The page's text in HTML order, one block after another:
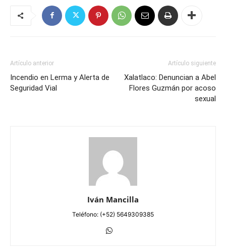
Artículo anterior
Incendio en Lerma y Alerta de
Seguridad Vial
Artículo siguiente
Xalatlaco: Denuncian a Abel
Flores Guzmán por acoso
sexual
Iván Mancilla
Teléfono: (+52) 5649309385